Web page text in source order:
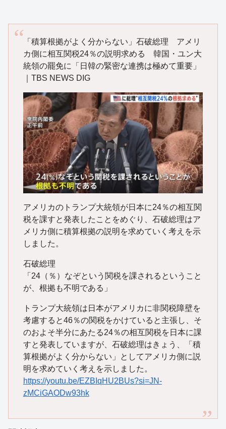
「積算根拠がよく分からない」石破総理 アメリ
カ側に相互関税24％の説明求める 韓国・ユン大
統領の罷免に「日韓の緊密な連携は極めて重要」
｜TBS NEWS DIG
アメリカのトランプ大統領が日本に24％の相互関
税を課すと発表したことをめぐり、石破総理はア
メリカ側に積算根拠の説明を求めていく考えを示
しました。
石破総理
「24（％）なぞという関税を課されるということ
が、根拠も不明である」
トランプ大統領は日本がアメリカに非関税障壁を
考慮すると46％の関税をかけていると主張し、そ
のおよそ半分にあたる24％の相互関税を日本に課
すと発表していますが、石破総理はきょう、「積
算根拠がよく分からない」としてアメリカ側に説
明を求めていく考えを示しました。
https://youtu.be/EZBIqHU2BUs?si=JN-
zMCiGAODw93hk